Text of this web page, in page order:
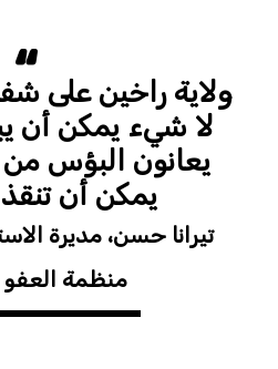
ولاية راخين على
لا شيء يمكن أن
يعانون البؤس من
يمكن أن
تيرانا حسن، مديرة
منظمة العفو